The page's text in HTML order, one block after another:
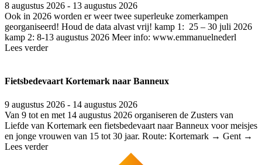
8 augustus 2026 - 13 augustus 2026
Ook in 2026 worden er weer twee superleuke zomerkampen
georganiseerd! Houd de data alvast vrij! kamp 1: 25 – 30 juli 2026
kamp 2: 8-13 augustus 2026 Meer info: www.emmanuelnederl
Lees verder
Fietsbedevaart Kortemark naar Banneux
9 augustus 2026 - 14 augustus 2026
Van 9 tot en met 14 augustus 2026 organiseren de Zusters van
Liefde van Kortemark een fietsbedevaart naar Banneux voor meisjes
en jonge vrouwen van 15 tot 30 jaar. Route: Kortemark → Gent →
Lees verder